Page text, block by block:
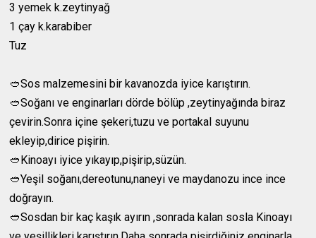
3 yemek k.zeytinyağ
1 çay k.karabiber
Tuz
🥙Sos malzemesini bir kavanozda iyice karıştırın.
🥙Soğanı ve enginarları dörde bölüp ,zeytinyağında biraz
çevirin.Sonra içine şekeri,tuzu ve portakal suyunu
ekleyip,dirice pişirin.
🥙Kinoayı iyice yıkayıp,pişirip,süzün.
🥙Yeşil soğanı,dereotunu,naneyi ve maydanozu ince ince
doğrayın.
🥙Sosdan bir kaç kaşık ayırın ,sonrada kalan sosla Kinoayı